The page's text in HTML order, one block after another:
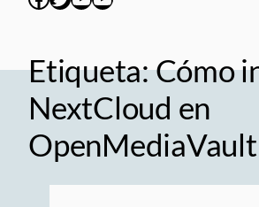
Etiqueta:Cómo
NextCloud en
OpenMediaVault